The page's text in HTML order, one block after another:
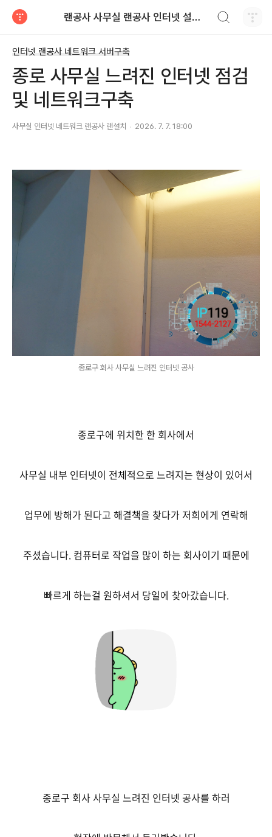
랜공사 사무실 랜공사 인터넷 설치 네트워크구축 통신공사
인터넷 랜공사 네트워크 서버구축
종로 사무실 느려진 인터넷 점검
및 네트워크구축
사무실 인터넷 네트워크 랜공사 랜설치 2026. 7. 7. 18:00
종로구 회사 사무실 느려진 인터넷 공사
종로구에 위치한 한 회사에서
사무실 내부 인터넷이 전체적으로 느려지는 현상이 있어서
업무에 방해가 된다고 해결책을 찾다가 저희에게 연락해
주셨습니다. 컴퓨터로 작업을 많이 하는 회사이기 때문에
빠르게 하는걸 원하셔서 당일에 찾아갔습니다.
종로구 회사 사무실 느려진 인터넷 공사를 하러